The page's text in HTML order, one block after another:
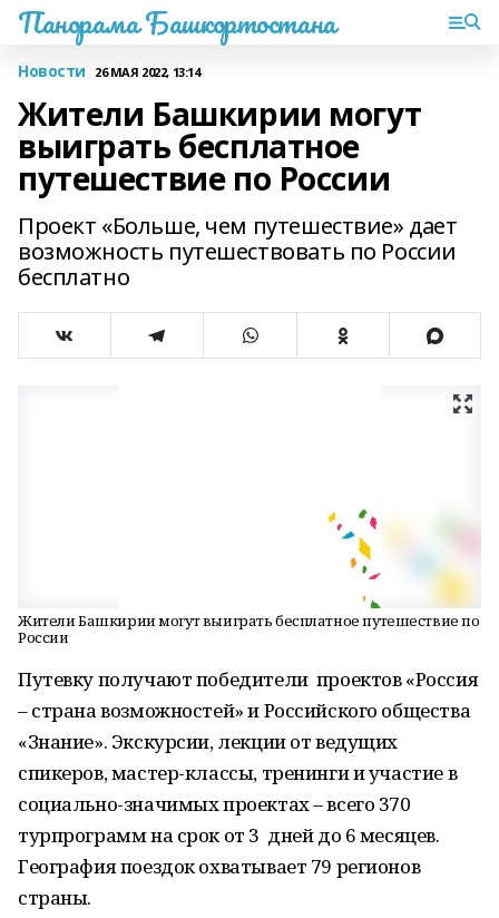
Панорама Башкортостана
Новости 26 МАЯ 2022, 13:14
Жители Башкирии могут
выиграть бесплатное
путешествие по России
Проект «Больше, чем путешествие» дает
возможность путешествовать по России
бесплатно
Жители Башкирии могут выиграть бесплатное путешествие по
России
Путевку получают победители проектов «Россия
– страна возможностей» и Российского общества
«Знание». Экскурсии, лекции от ведущих
спикеров, мастер-классы, тренинги и участие в
социально-значимых проектах – всего 370
турпрограмм на срок от 3 дней до 6 месяцев.
География поездок охватывает 79 регионов
страны.